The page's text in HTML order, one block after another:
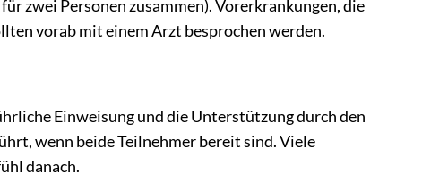
zwei Personen zusammen). Vorerkrankungen, die
vorab mit einem Arzt besprochen werden.
Einweisung und die Unterstützung durch den
wenn beide Teilnehmer bereit sind. Viele
danach.